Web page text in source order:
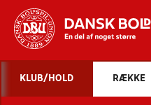
KLUB/HOLD RÆKKE